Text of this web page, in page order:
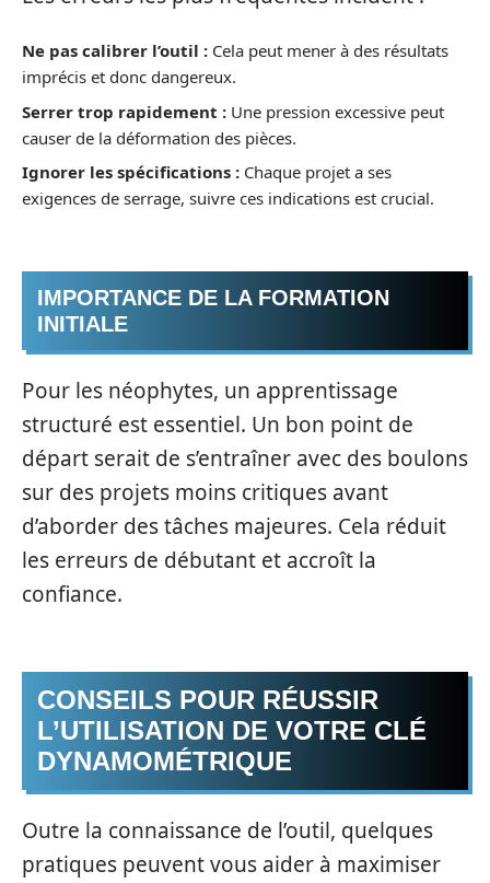
Ne pas calibrer l’outil : Cela peut mener à des résultats
imprécis et donc dangereux.
Serrer trop rapidement : Une pression excessive peut
causer de la déformation des pièces.
Ignorer les spécifications : Chaque projet a ses
exigences de serrage, suivre ces indications est crucial.
IMPORTANCE DE LA FORMATION
INITIALE
Pour les néophytes, un apprentissage
structuré est essentiel. Un bon point de
départ serait de s’entraîner avec des boulons
sur des projets moins critiques avant
d’aborder des tâches majeures. Cela réduit
les erreurs de débutant et accroît la
confiance.
CONSEILS POUR RÉUSSIR
L’UTILISATION DE VOTRE CLÉ
DYNAMOMÉTRIQUE
Outre la connaissance de l’outil, quelques
pratiques peuvent vous aider à maximiser